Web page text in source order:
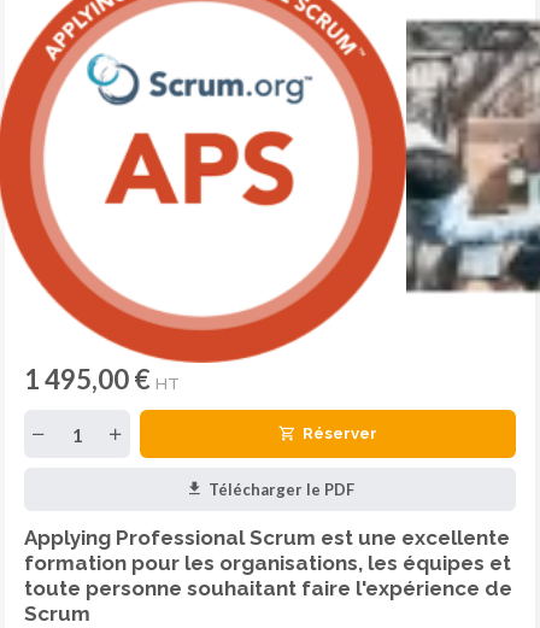
1 495,00 € HT
Réserver
Télécharger le PDF
Applying Professional Scrum est une excellente
formation pour les organisations, les équipes et
toute personne souhaitant faire l'expérience de
Scrum